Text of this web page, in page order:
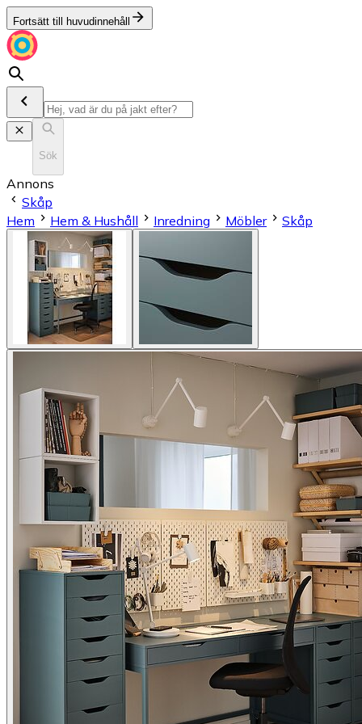
Fortsätt till huvudinnehåll
Sök
Annons
Skåp
Hem
Hem & Hushåll Inredning Möbler Skåp